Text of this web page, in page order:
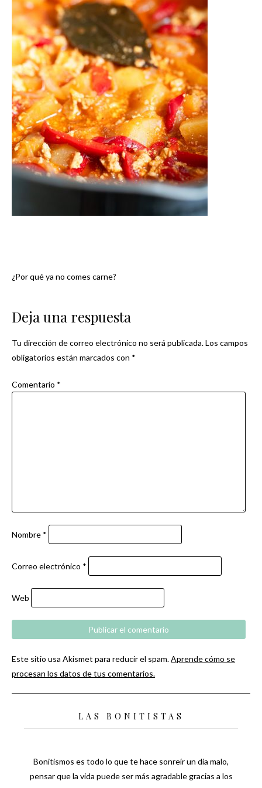
Navegación
de
entradas
¿Por qué ya no comes carne?
Deja una respuesta
Tu dirección de correo electrónico no será publicada.Los campos
obligatorios están marcados con *
Comentario *
Nombre *
Correo electrónico *
Web
Este sitio usa Akismet para reducir el spam.Aprende cómo se
procesan los datos de tus comentarios.
LAS BONITISTAS
Bonitismos es todo lo que te hace sonreír un día malo,
pensar que la vida puede ser más agradable gracias a los